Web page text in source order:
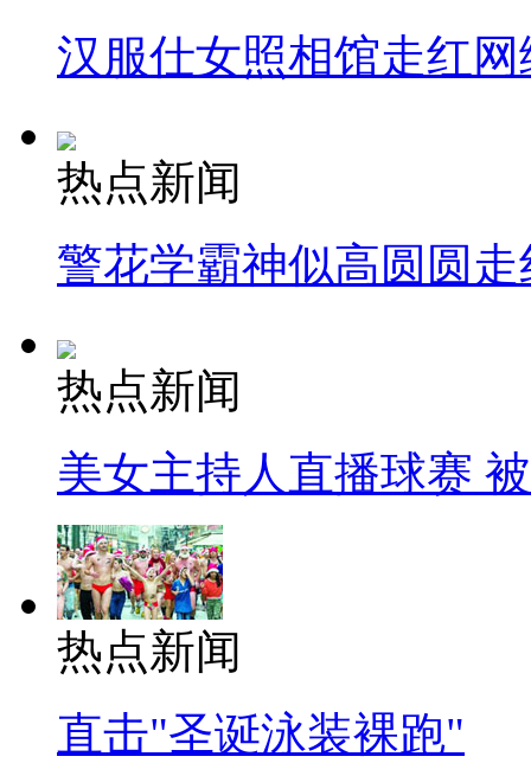
汉服仕女照相馆走红网
热点新闻
警花学霸神似高圆圆走
热点新闻
美女主持人直播球赛
热点新闻
直击"圣诞泳装裸跑"